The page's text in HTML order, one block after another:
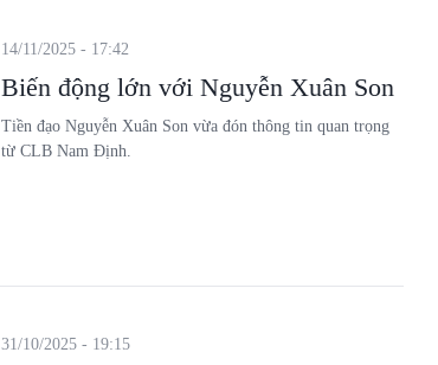
Biến động lớn với Nguyễn Xuân Son
14/11/2025 - 17:42
Tiền đạo Nguyễn Xuân Son vừa đón thông tin quan trọng
từ CLB Nam Định.
31/10/2025 - 19:15